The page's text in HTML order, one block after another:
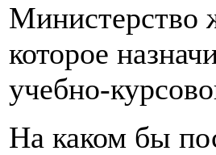
Министерство
которое
учебно-
На каком бы